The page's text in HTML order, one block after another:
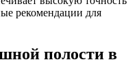
рекомендации для
полости в